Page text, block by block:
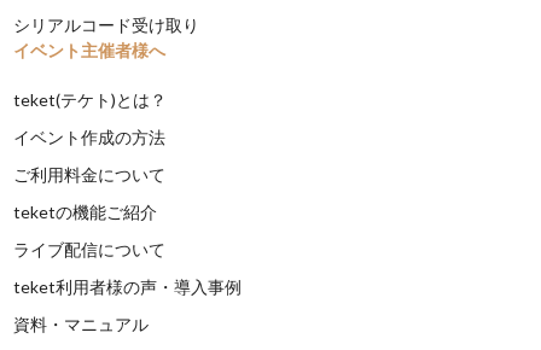
シリアルコード受け取り
イベント主催者様へ
teket(テケト)とは？
イベント作成の方法
ご利用料金について
teketの機能ご紹介
ライブ配信について
teket利用者様の声・導入事例
資料・マニュアル